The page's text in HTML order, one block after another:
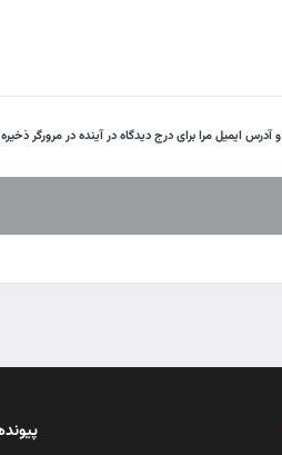
آدرس ایمیل مرا برای درج دیدگاه در آینده در مرورگر